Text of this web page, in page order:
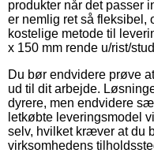
produkter når det passer
er nemlig ret så fleksibel,
kostelige metode til
x 150 mm rende u/rist/
Du bør endvidere prøve
ud til dit arbejde.
dyrere, men endvidere
letkøbte leveringsmodel
selv, hvilket kræver at du
virksomhedens